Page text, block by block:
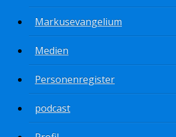
Markusevangelium
Medien
Personenregister
podcast